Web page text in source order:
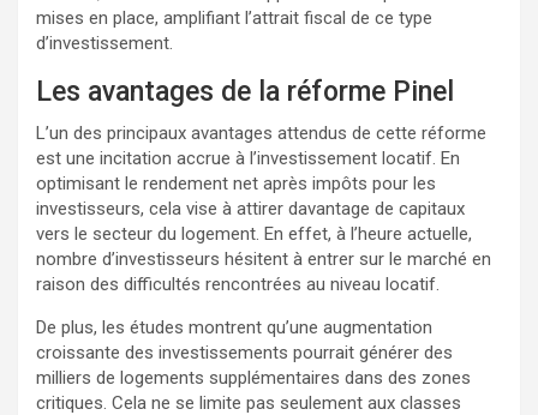
mises en place, amplifiant l’attrait fiscal de ce type
d’investissement.
Les avantages de la réforme Pinel
L’un des principaux avantages attendus de cette réforme
est une incitation accrue à l’investissement locatif. En
optimisant le rendement net après impôts pour les
investisseurs, cela vise à attirer davantage de capitaux
vers le secteur du logement. En effet, à l’heure actuelle,
nombre d’investisseurs hésitent à entrer sur le marché en
raison des difficultés rencontrées au niveau locatif.
De plus, les études montrent qu’une augmentation
croissante des investissements pourrait générer des
milliers de logements supplémentaires dans des zones
critiques. Cela ne se limite pas seulement aux classes